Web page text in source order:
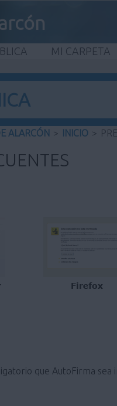
MI CARPETA
ALARCÓN > INICIO >
que AutoFirma